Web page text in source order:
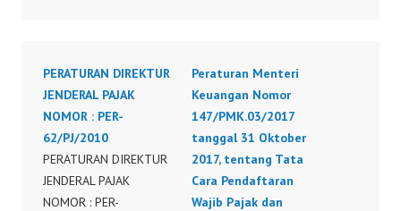
PERATURAN DIREKTUR
JENDERAL PAJAK
NOMOR : PER-
62/PJ/2010
PERATURAN DIREKTUR
JENDERAL PAJAK
NOMOR : PER-
Peraturan Menteri
Keuangan Nomor
147/PMK.03/2017
tanggal 31 Oktober
2017, tentang Tata
Cara Pendaftaran
Wajib Pajak dan